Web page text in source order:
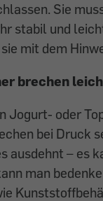
Sie
stabil und
mit dem
brechen
Jogurt- oder
bei Druck
ausdehnt – es
man